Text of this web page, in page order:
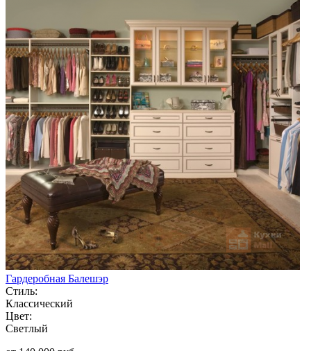
Гардеробная Балешэр
Стиль:
Классический
Цвет:
Светлый